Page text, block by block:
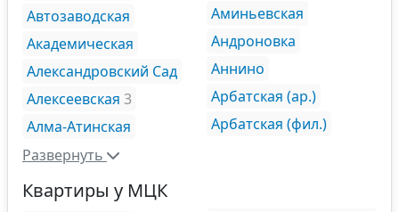
Автозаводская
Академическая
Александровский Сад
Алексеевская 3
Алма-Атинская
Аминьевская
Андроновка
Аннино
Арбатская (ар.)
Арбатская (фил.)
Развернуть
Квартиры у МЦК